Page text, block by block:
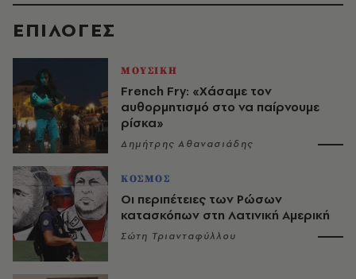
EΠΙΛΟΓΈΣ
ΜΟΥΣΙΚΗ
French Fry: «Χάσαμε τον
αυθορμητισμό στο να παίρνουμε
ρίσκα»
Δημήτρης Αθανασιάδης
ΚΟΣΜΟΣ
Οι περιπέτειες των Ρώσων
κατασκόπων στη Λατινική Αμερική
Σώτη Τριανταφύλλου